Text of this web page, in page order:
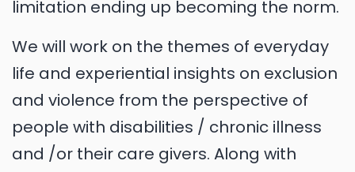
limitation ending up becoming the norm.
We will work on the themes of everyday
life and experiential insights on exclusion
and violence from the perspective of
people with disabilities / chronic illness
and /or their care givers. Along with